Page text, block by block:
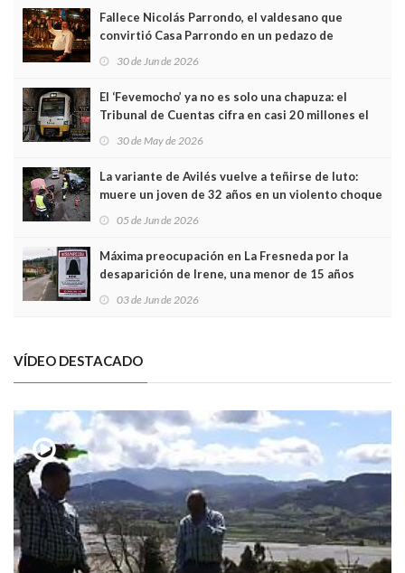
Fallece Nicolás Parrondo, el valdesano que
convirtió Casa Parrondo en un pedazo de
Asturias en Madrid
30 de Jun de 2026
El ‘Fevemocho’ ya no es solo una chapuza: el
Tribunal de Cuentas cifra en casi 20 millones el
sobrecoste de los trenes que no cabían por los
30 de May de 2026
La variante de Avilés vuelve a teñirse de luto:
muere un joven de 32 años en un violento choque
frontal
05 de Jun de 2026
Máxima preocupación en La Fresneda por la
desaparición de Irene, una menor de 15 años
03 de Jun de 2026
VÍDEO DESTACADO